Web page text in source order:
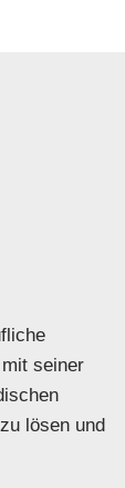
seiner
lösen und